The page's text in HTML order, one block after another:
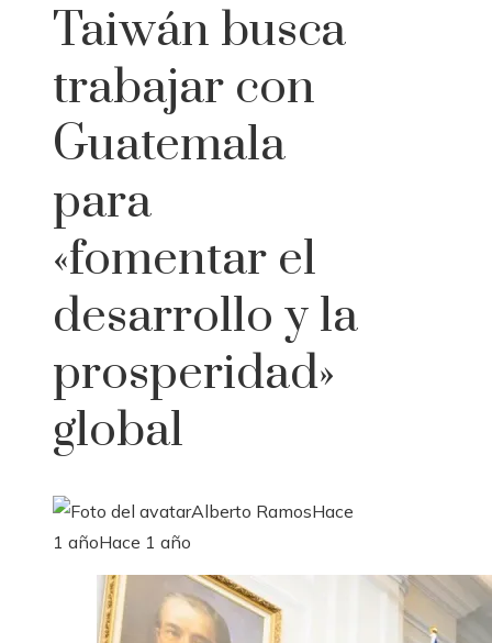
Taiwán busca
trabajar con
Guatemala
para
«fomentar el
desarrollo y la
prosperidad»
global
Alberto RamosHace
1 añoHace 1 año